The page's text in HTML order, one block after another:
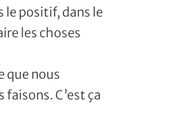
le positif, dans le
les choses
que nous
C’est ça